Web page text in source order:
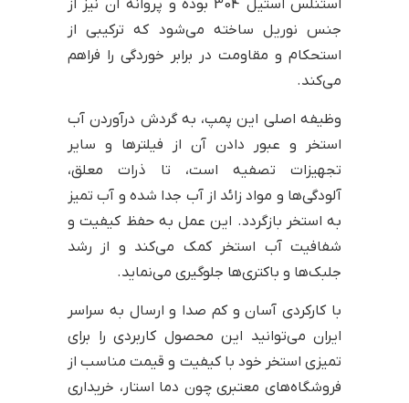
استنلس استیل 304 بوده و پروانه آن نیز از
جنس نوریل ساخته می‌شود که ترکیبی از
استحکام و مقاومت در برابر خوردگی را فراهم
می‌کند.
وظیفه اصلی این پمپ، به گردش درآوردن آب
استخر و عبور دادن آن از فیلترها و سایر
تجهیزات تصفیه است، تا ذرات معلق،
آلودگی‌ها و مواد زائد از آب جدا شده و آب تمیز
به استخر بازگردد. این عمل به حفظ کیفیت و
شفافیت آب استخر کمک می‌کند و از رشد
جلبک‌ها و باکتری‌ها جلوگیری می‌نماید.
با کارکردی آسان و کم صدا و ارسال به سراسر
ایران می‌توانید این محصول کاربردی را برای
تمیزی استخر خود با کیفیت و قیمت مناسب از
فروشگاه‌های معتبری چون دما استار، خریداری